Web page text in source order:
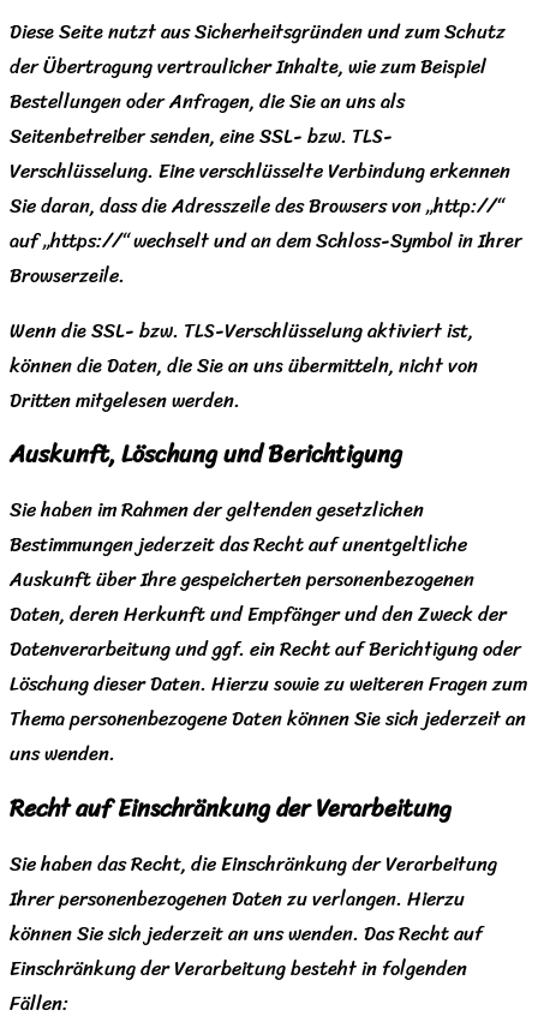
Diese Seite nutzt aus Sicherheitsgründen und zum Schutz
der Übertragung vertraulicher Inhalte, wie zum Beispiel
Bestellungen oder Anfragen, die Sie an uns als
Seitenbetreiber senden, eine SSL- bzw. TLS-
Verschlüsselung. Eine verschlüsselte Verbindung erkennen
Sie daran, dass die Adresszeile des Browsers von „http://“
auf „https://“ wechselt und an dem Schloss-Symbol in Ihrer
Browserzeile.
Wenn die SSL- bzw. TLS-Verschlüsselung aktiviert ist,
können die Daten, die Sie an uns übermitteln, nicht von
Dritten mitgelesen werden.
Auskunft, Löschung und Berichtigung
Sie haben im Rahmen der geltenden gesetzlichen
Bestimmungen jederzeit das Recht auf unentgeltliche
Auskunft über Ihre gespeicherten personenbezogenen
Daten, deren Herkunft und Empfänger und den Zweck der
Datenverarbeitung und ggf. ein Recht auf Berichtigung oder
Löschung dieser Daten. Hierzu sowie zu weiteren Fragen zum
Thema personenbezogene Daten können Sie sich jederzeit an
uns wenden.
Recht auf Einschränkung der Verarbeitung
Sie haben das Recht, die Einschränkung der Verarbeitung
Ihrer personenbezogenen Daten zu verlangen. Hierzu
können Sie sich jederzeit an uns wenden. Das Recht auf
Einschränkung der Verarbeitung besteht in folgenden
Fällen: